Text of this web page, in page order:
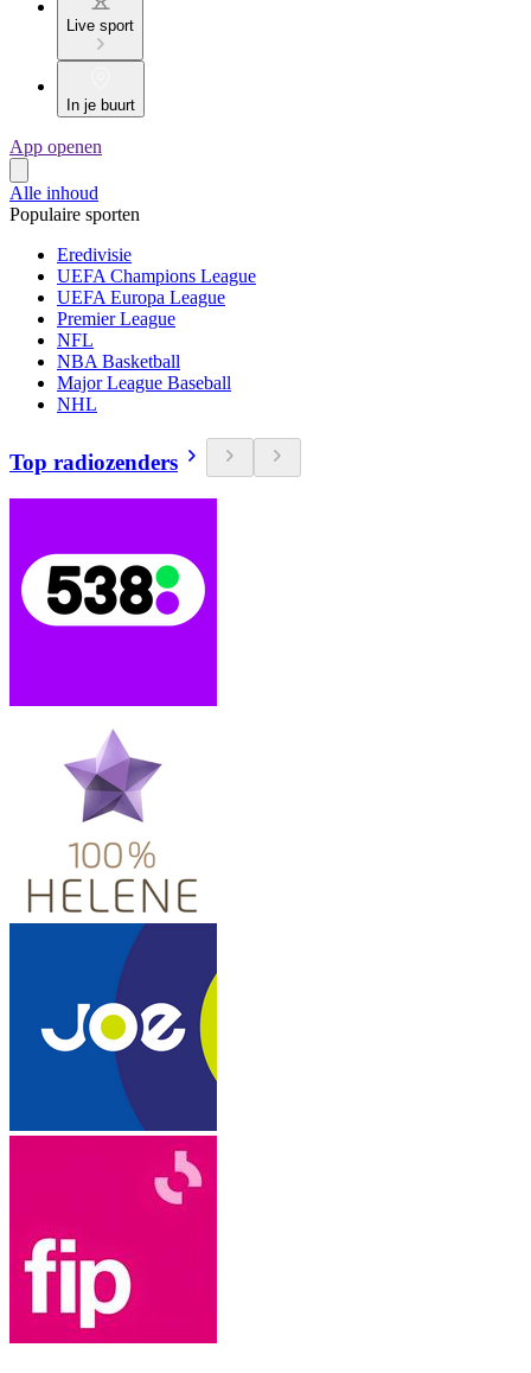
Live sport
In je buurt
App openen
Alle inhoud
Populaire sporten
Eredivisie
UEFA Champions League
UEFA Europa League
Premier League
NFL
NBA Basketball
Major League Baseball
NHL
Top radiozenders